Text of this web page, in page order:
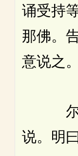
诵受持
那佛。
意说之。
尔时
说。明曰